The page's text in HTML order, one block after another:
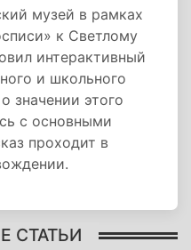
музей в рамках
к Светлому
интерактивный
и школьного
значении этого
с основными
проходит в
СТАТЬИ